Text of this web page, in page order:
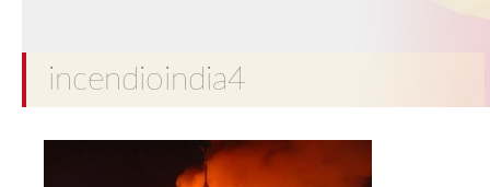
incendioindia4